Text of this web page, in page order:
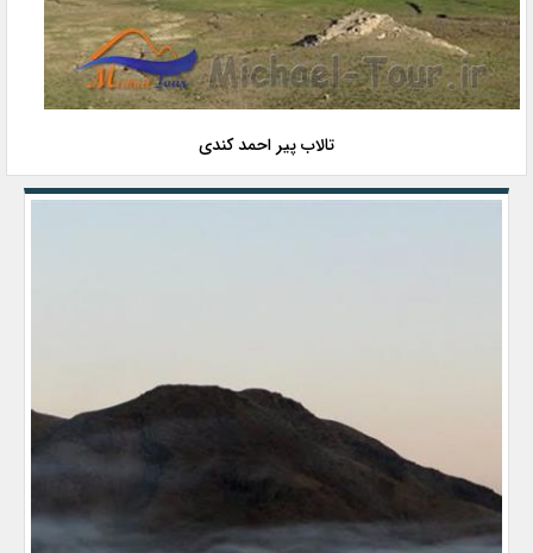
تالاب پیر احمد کندی